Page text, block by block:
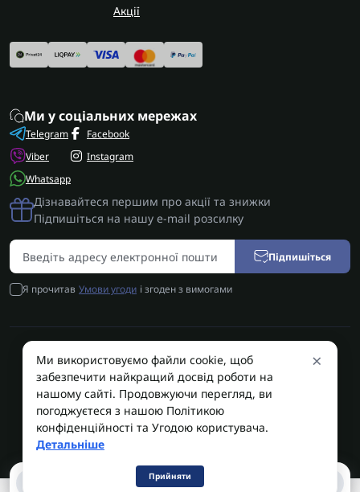
0
Акції
Ми у соціальних мережах
Telegram
Viber
Whatsapp
Facebook
Instagram
Дізнавайтеся першим про акції та знижки
Підпишіться на нашу e-mail розсилку
Підпишіться
Я прочитав Умови угоди і згоден з вимогами
AUTOSHIFT | Запчастини АКПП | Ремонт АКПП © 2026
AUTOSHIFT
×
Ми використовуємо файли cookie, щоб
забезпечити найкращий досвід роботи на
нашому сайті. Продовжуючи перегляд, ви
погоджуєтеся з нашою Політикою
конфіденційності та Угодою користувача.
Детальніше
Прийняти